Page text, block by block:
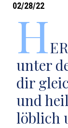
02/28/22
H
unter
dir
und
löblich